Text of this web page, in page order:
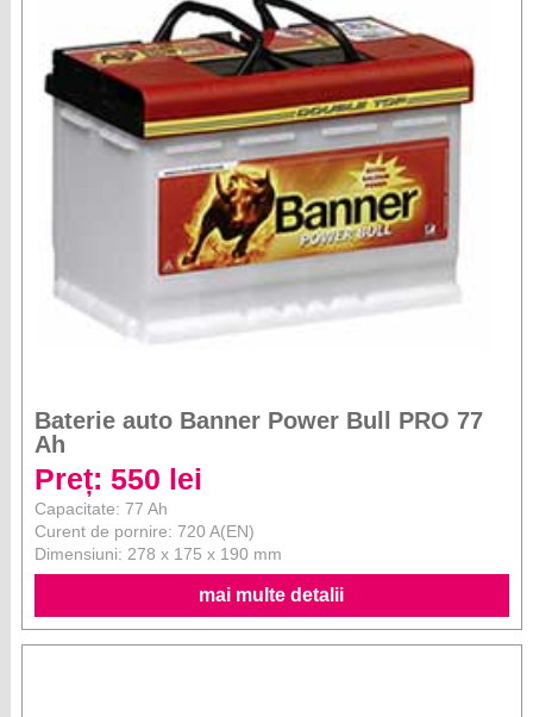
Baterie auto Banner Power Bull PRO 77
Ah
Preț: 550 lei
Capacitate: 77 Ah
Curent de pornire: 720 A(EN)
Dimensiuni: 278 x 175 x 190 mm
mai multe detalii